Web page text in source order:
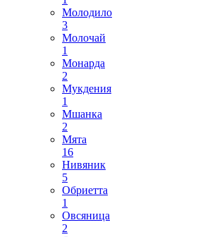
Молодило
3
Молочай
1
Монарда
2
Мукдения
1
Мшанка
2
Мята
16
Нивяник
5
Обриетта
1
Овсяница
2